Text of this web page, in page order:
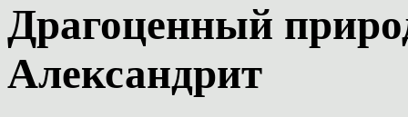
Драгоценный
Александрит